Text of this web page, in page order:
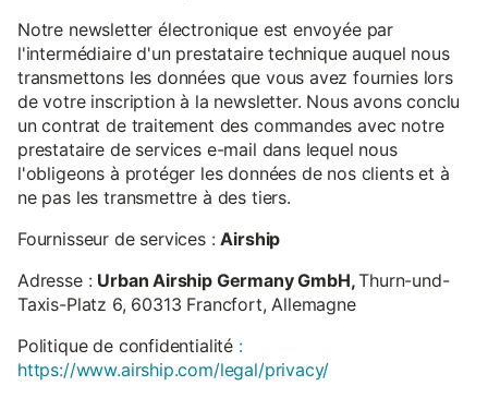
Notre newsletter électronique est envoyée par
l'intermédiaire d'un prestataire technique auquel nous
transmettons les données que vous avez fournies lors
de votre inscription à la newsletter. Nous avons conclu
un contrat de traitement des commandes avec notre
prestataire de services e-mail dans lequel nous
l'obligeons à protéger les données de nos clients et à
ne pas les transmettre à des tiers.
Fournisseur de services :Airship
Adresse : Urban Airship Germany GmbH,Thurn-und-
Taxis-Platz 6, 60313 Francfort, Allemagne
Politique de confidentialité :
https://www.airship.com/legal/privacy/